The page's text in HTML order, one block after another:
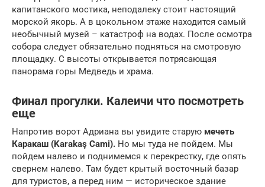
капитанского мостика, неподалеку стоит настоящий
морской якорь. А в цокольном этаже находится самый
необычный музей – катастроф на водах. После осмотра
собора следует обязательно подняться на смотровую
площадку. С высоты открывается потрясающая
панорама горы Медведь и храма.
Финал прогулки. Калеичи что посмотреть
еще
Напротив ворот Адриана вы увидите старую мечеть
Каракаш (Karakaş Cami). Но мы туда не пойдем. Мы
пойдем налево и поднимемся к перекрестку, где опять
свернем налево. Там будет крытый восточный базар
для туристов, а перед ним — историческое здание